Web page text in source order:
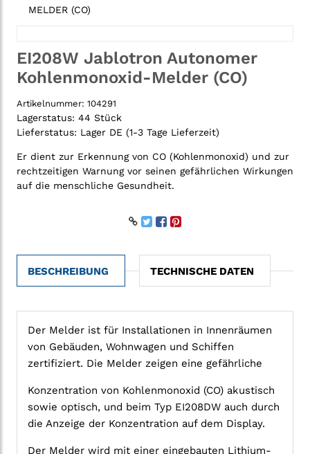
MELDER (CO)
EI208W Jablotron Autonomer
Kohlenmonoxid-Melder (CO)
Artikelnummer: 104291
Lagerstatus: 44 Stück
Lieferstatus: Lager DE (1-3 Tage Lieferzeit)
Er dient zur Erkennung von CO (Kohlenmonoxid) und zur
rechtzeitigen Warnung vor seinen gefährlichen Wirkungen
auf die menschliche Gesundheit.
BESCHREIBUNG TECHNISCHE DATEN
Der Melder ist für Installationen in Innenräumen
von Gebäuden, Wohnwagen und Schiffen
zertifiziert. Die Melder zeigen eine gefährliche
Konzentration von Kohlenmonoxid (CO) akustisch
sowie optisch, und beim Typ EI208DW auch durch
die Anzeige der Konzentration auf dem Display.
Der Melder wird mit einer eingebauten Lithium-